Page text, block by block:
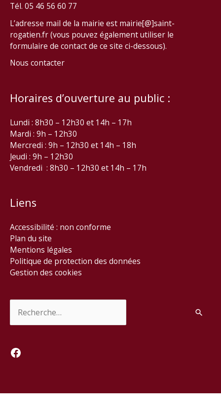
Tél. 05 46 56 60 77
L’adresse mail de la mairie est mairie[@]saint-
rogatien.fr (vous pouvez également utiliser le
formulaire de contact de ce site ci-dessous).
Nous contacter
Horaires d’ouverture au public :
Lundi : 8h30 – 12h30 et 14h – 17h
Mardi : 9h – 12h30
Mercredi : 9h – 12h30 et 14h – 18h
Jeudi : 9h – 12h30
Vendredi : 8h30 – 12h30 et 14h – 17h
Liens
Accessibilité : non conforme
Plan du site
Mentions légales
Politique de protection des données
Gestion des cookies
Facebook